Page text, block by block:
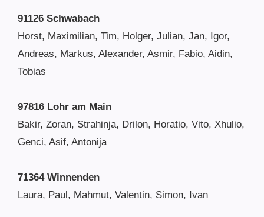
91126 Schwabach
Horst, Maximilian, Tim, Holger, Julian, Jan, Igor,
Andreas, Markus, Alexander, Asmir, Fabio, Aidin,
Tobias
97816 Lohr am Main
Bakir, Zoran, Strahinja, Drilon, Horatio, Vito, Xhulio,
Genci, Asif, Antonija
71364 Winnenden
Laura, Paul, Mahmut, Valentin, Simon, Ivan